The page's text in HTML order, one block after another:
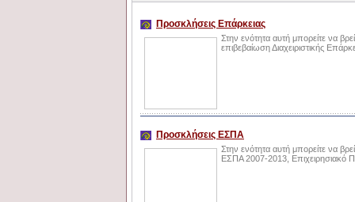
Προσκλήσεις Επάρκειας
Στην ενότητα αυτή μπορείτε να
επιβεβαίωση Διαχειριστικής
Προσκλήσεις ΕΣΠΑ
Στην ενότητα αυτή μπορείτε να
ΕΣΠΑ 2007-2013, Επιχειρησιακό